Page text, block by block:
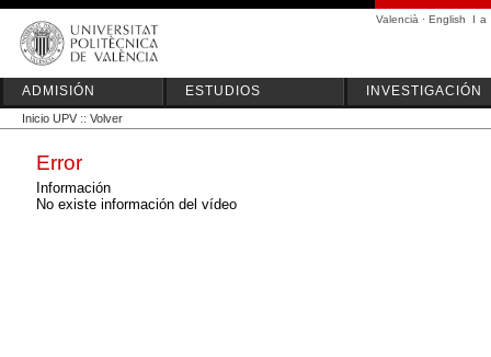
Valencià · English I a
ADMISIÓN ESTUDIOS INVESTIGACIÓN
Inicio UPV :: Volver
Error
Información
No existe información del vídeo